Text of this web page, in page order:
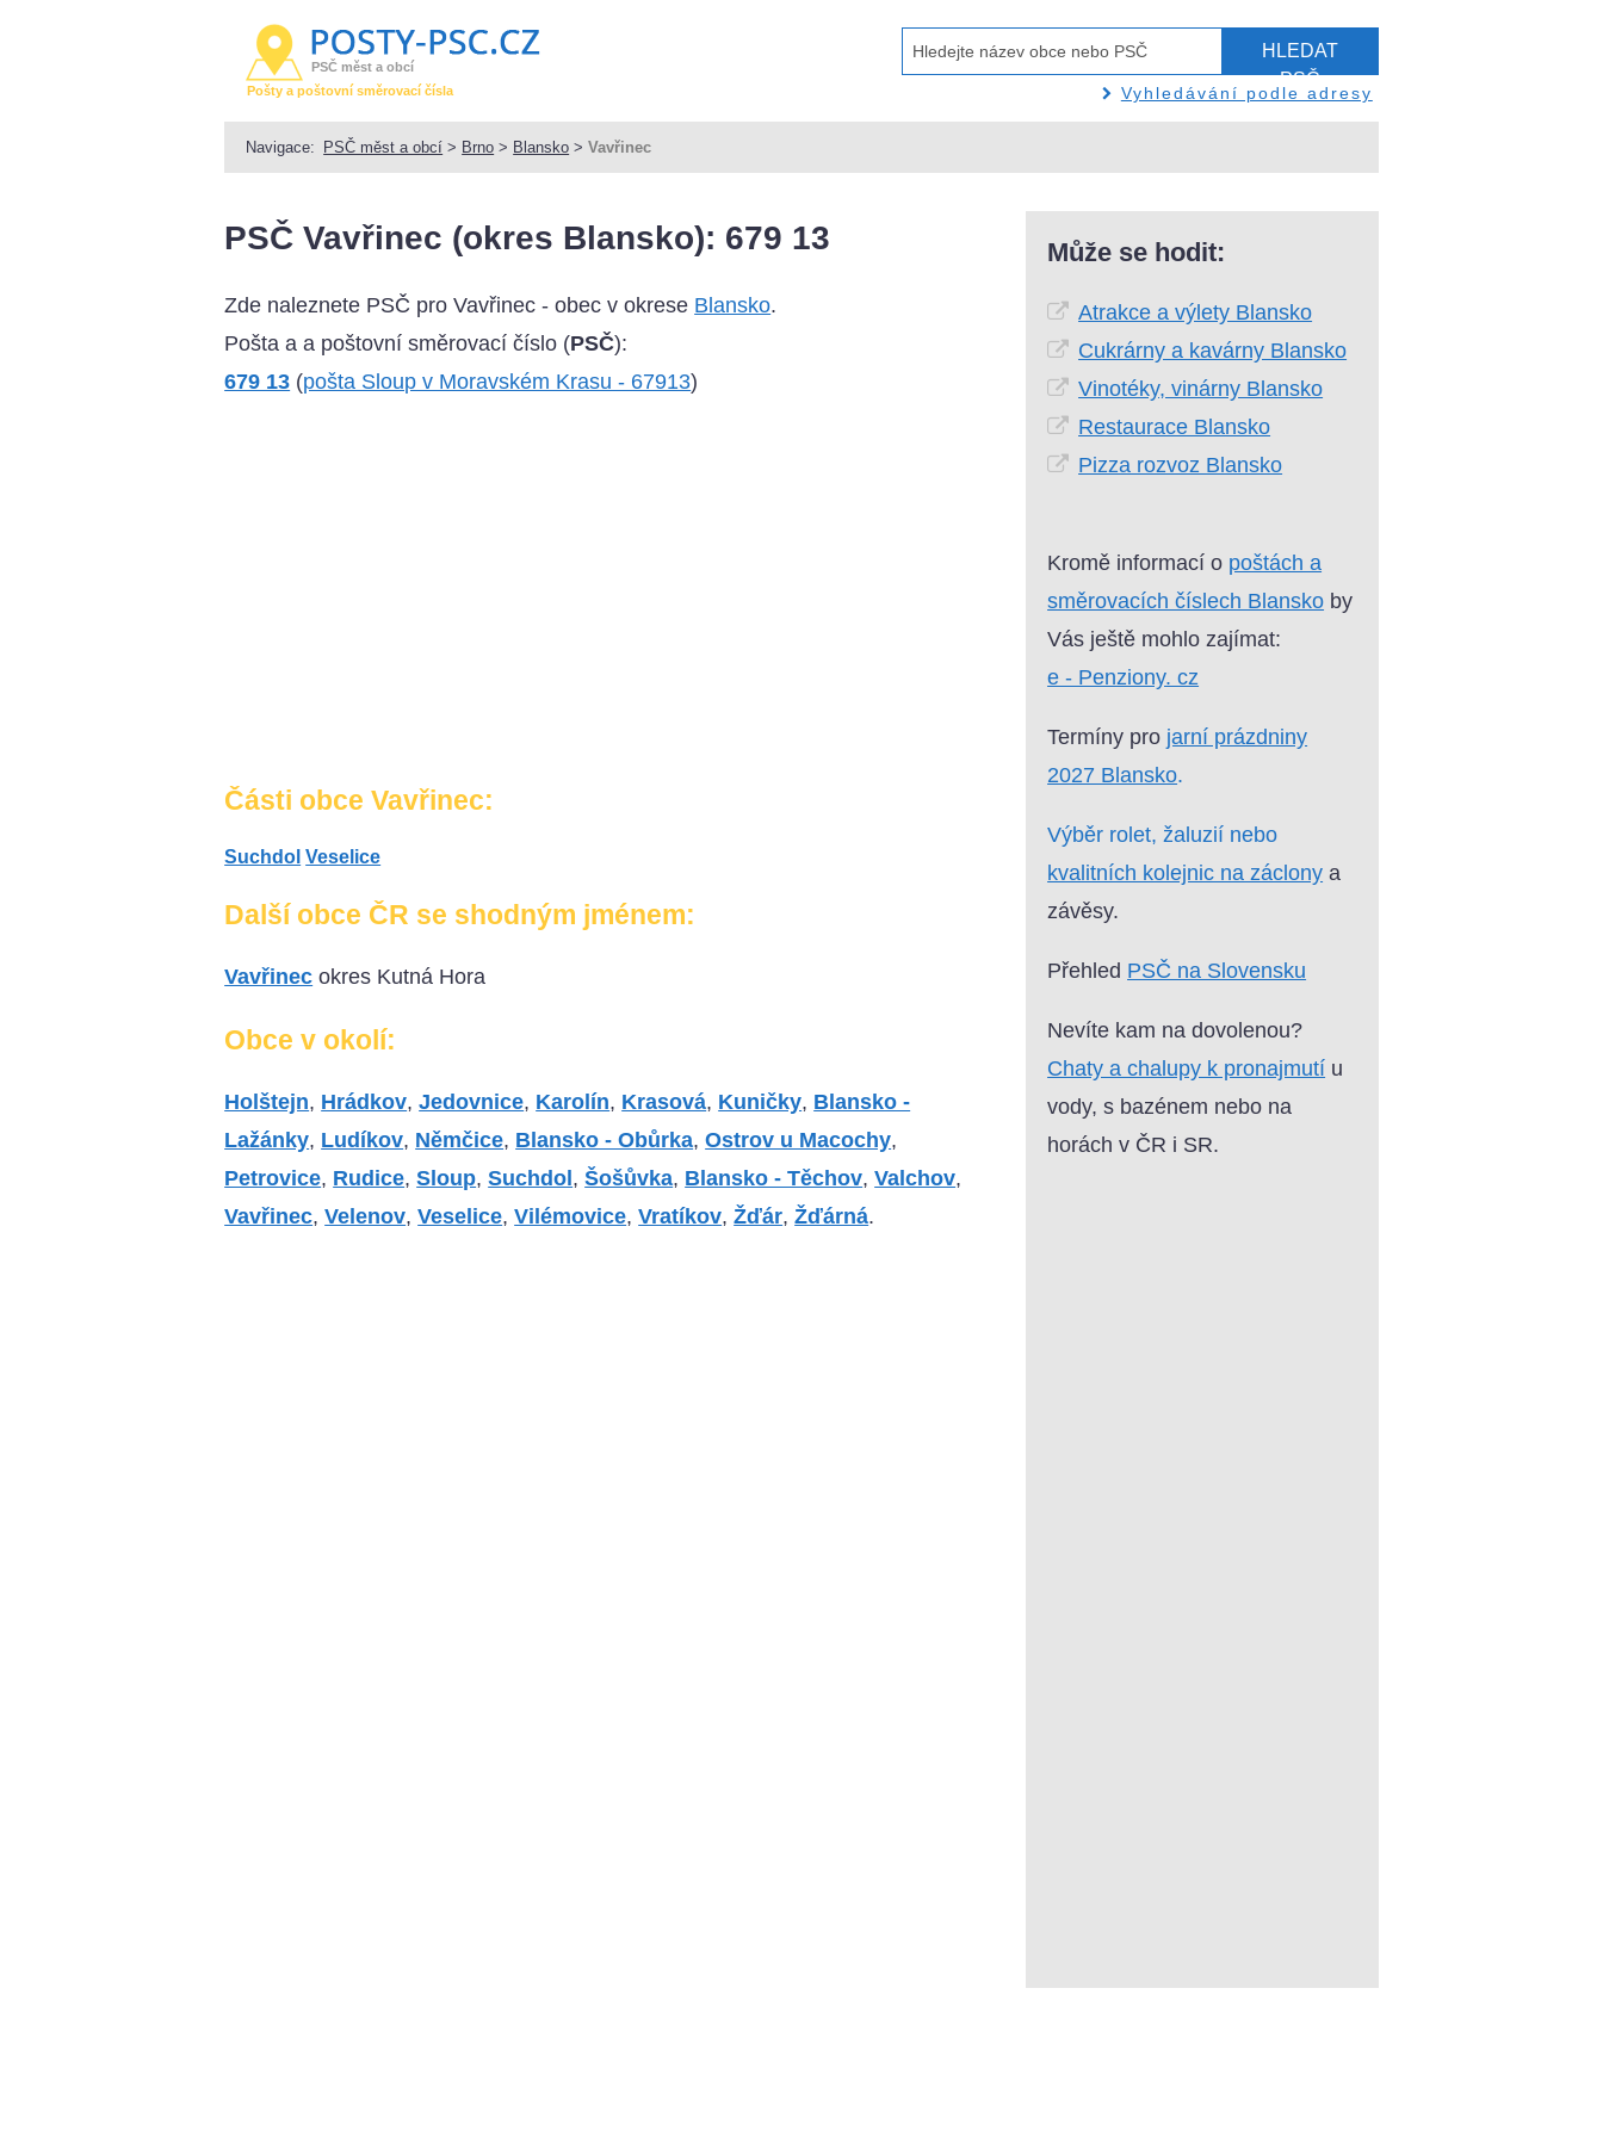
PSČ měst a obcí
Pošty a poštovní směrovací čísla
HLEDAT
PSČ
Vyhledávání podle adresy
Navigace: PSČ měst a obcí > Brno > Blansko >Vavřinec
PSČ Vavřinec (okres Blansko): 679 13
Zde naleznete PSČ pro Vavřinec - obec v okrese Blansko.
Pošta a a poštovní směrovací číslo (PSČ):
679 13 (pošta Sloup v Moravském Krasu - 67913)
Části obce Vavřinec:
Suchdol Veselice
Další obce ČR se shodným jménem:
Vavřinec okres Kutná Hora
Obce v okolí:
Holštejn, Hrádkov,Jedovnice, Karolín, Krasová, Kuničky, Blansko -
Lažánky, Ludíkov, Němčice, Blansko - Obůrka,Ostrov u Macochy,
Petrovice, Rudice,Sloup,Suchdol,Šošůvka, Blansko - Těchov,Valchov,
Vavřinec,Velenov,Veselice,Vilémovice,Vratíkov,Žďár,Žďárná.
Může se hodit:
Atrakce a výlety Blansko
Cukrárny a kavárny Blansko
Vinotéky, vinárny Blansko
Restaurace Blansko
Pizza rozvoz Blansko
Kromě informací o poštách a
směrovacích číslech Blansko by
Vás ještě mohlo zajímat:
e - Penziony. cz
Termíny pro jarní prázdniny
2027 Blansko.
Výběr rolet, žaluzií nebo
kvalitních kolejnic na záclony a
závěsy.
Přehled PSČ na Slovensku
Nevíte kam na dovolenou?
Chaty a chalupy k pronajmutí u
vody, s bazénem nebo na
horách v ČR i SR.